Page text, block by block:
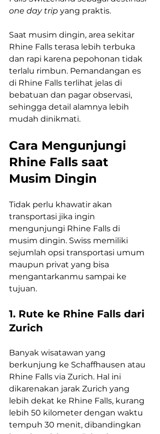
one day trip yang praktis.
Saat musim dingin, area sekitar
Rhine Falls terasa lebih terbuka
dan rapi karena pepohonan tidak
terlalu rimbun. Pemandangan es
di Rhine Falls terlihat jelas di
bebatuan dan pagar observasi,
sehingga detail alamnya lebih
mudah dinikmati.
Cara Mengunjungi
Rhine Falls saat
Musim Dingin
Tidak perlu khawatir akan
transportasi jika ingin
mengunjungi Rhine Falls di
musim dingin. Swiss memiliki
sejumlah opsi transportasi umum
maupun privat yang bisa
mengantarkanmu sampai ke
tujuan.
1. Rute ke Rhine Falls dari
Zurich
Banyak wisatawan yang
berkunjung ke Schaffhausen atau
Rhine Falls via Zurich. Hal ini
dikarenakan jarak Zurich yang
lebih dekat ke Rhine Falls, kurang
lebih 50 kilometer dengan waktu
tempuh 30 menit, dibandingkan